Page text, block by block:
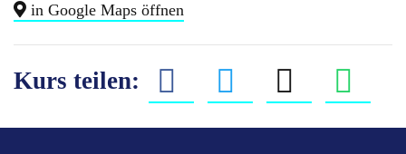
in Google Maps öffnen
Kurs teilen: